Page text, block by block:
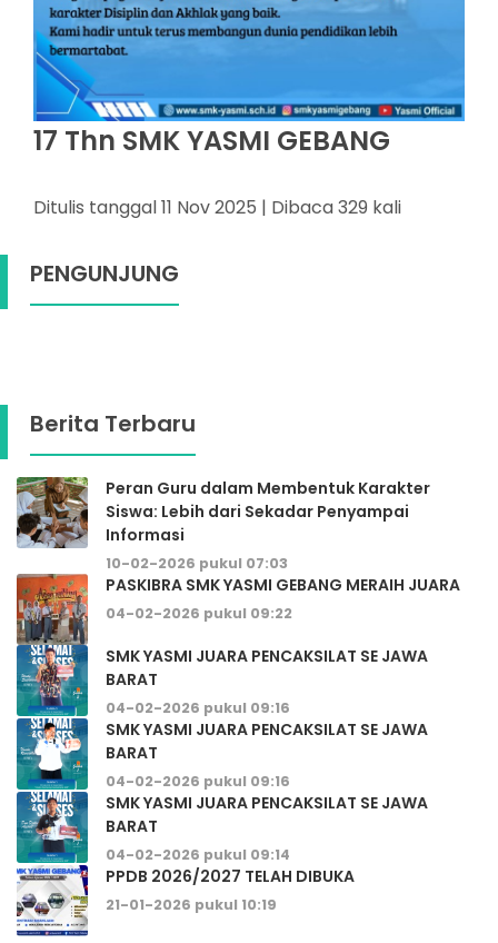
17 Thn SMK YASMI GEBANG
Ditulis tanggal 11 Nov 2025 | Dibaca 329 kali
PENGUNJUNG
Berita Terbaru
Peran Guru dalam Membentuk Karakter
Siswa: Lebih dari Sekadar Penyampai
Informasi
10-02-2026 pukul 07:03
PASKIBRA SMK YASMI GEBANG MERAIH JUARA
04-02-2026 pukul 09:22
SMK YASMI JUARA PENCAKSILAT SE JAWA
BARAT
04-02-2026 pukul 09:16
SMK YASMI JUARA PENCAKSILAT SE JAWA
BARAT
04-02-2026 pukul 09:16
SMK YASMI JUARA PENCAKSILAT SE JAWA
BARAT
04-02-2026 pukul 09:14
PPDB 2026/2027 TELAH DIBUKA
21-01-2026 pukul 10:19